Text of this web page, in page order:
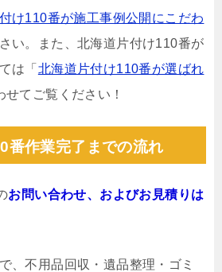
け110番が施工事例公開にこだわ
い。また、北海道片付け110番が
は「 北海道片付け110番が選ばれ
せてご覧ください！
番作業完了までの流れ
お問い合わせ、およびお見積りは
、不用品回収・遺品整理・ゴミ